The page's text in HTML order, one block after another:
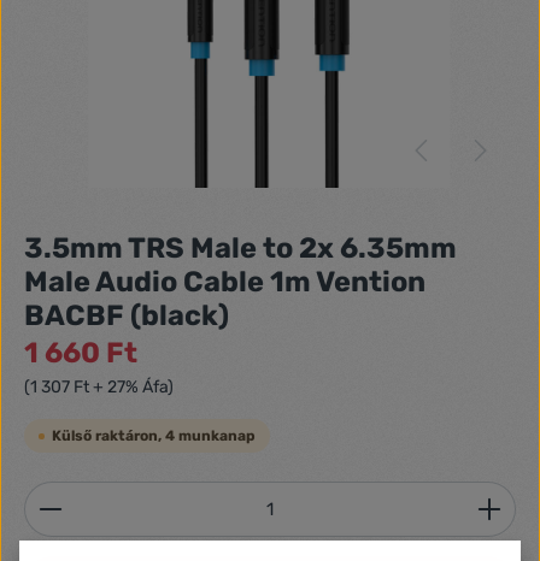
3.5mm TRS Male to 2x 6.35mm
Male Audio Cable 1m Vention
BACBF (black)
1 660 Ft
(1 307 Ft + 27% Áfa)
Külső raktáron, 4 munkanap
Termékmennyiség: Adja meg a kívánt